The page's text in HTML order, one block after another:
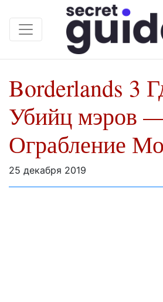
Borderlands 3
Убийц мэров
Ограбление
25 декабря 2019